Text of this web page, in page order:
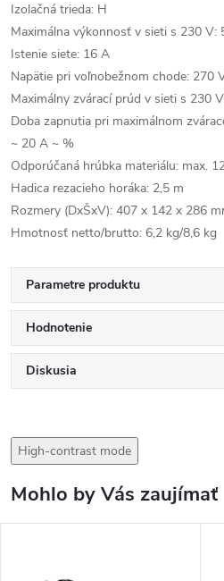
Izolačná trieda: H
Maximálna výkonnosť v sieti s 230 V:
Istenie siete: 16 A
Napätie pri voľnobežnom chode: 270
Maximálny zvárací prúd v sieti s 230
Doba zapnutia pri maximálnom
~ 20 A ~ %
Odporúčaná hrúbka materiálu: max.
Hadica rezacieho horáka: 2,5 m
Rozmery (DxŠxV): 407 x 142 x 286
Hmotnosť netto/brutto: 6,2 kg/8,6 kg
Parametre produktu
Hodnotenie
Diskusia
High-contrast mode
Mohlo by Vás zaujímať